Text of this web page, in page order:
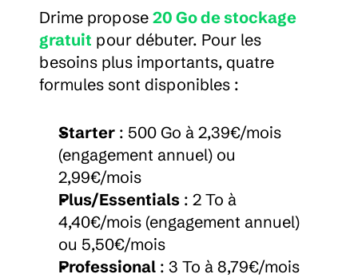
Drime propose 20 Go de stockage
gratuit pour débuter. Pour les
besoins plus importants, quatre
formules sont disponibles :
Starter : 500 Go à 2,39€/mois
(engagement annuel) ou
2,99€/mois
Plus/Essentials : 2 To à
4,40€/mois (engagement annuel)
ou 5,50€/mois
Professional : 3 To à 8,79€/mois